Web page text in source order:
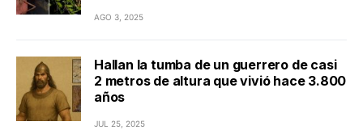
AGO 3, 2025
Hallan la tumba de un guerrero de casi
2 metros de altura que vivió hace 3.800
años
JUL 25, 2025